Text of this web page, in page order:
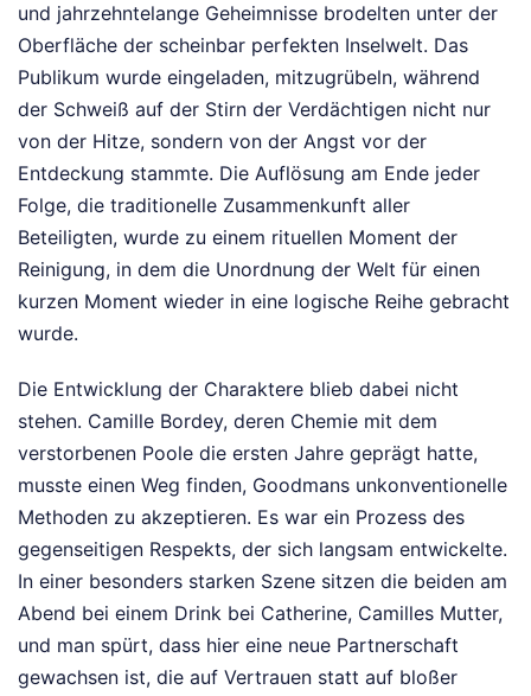
und jahrzehntelange Geheimnisse brodelten unter der
Oberfläche der scheinbar perfekten Inselwelt. Das
Publikum wurde eingeladen, mitzugrübeln, während
der Schweiß auf der Stirn der Verdächtigen nicht nur
von der Hitze, sondern von der Angst vor der
Entdeckung stammte. Die Auflösung am Ende jeder
Folge, die traditionelle Zusammenkunft aller
Beteiligten, wurde zu einem rituellen Moment der
Reinigung, in dem die Unordnung der Welt für einen
kurzen Moment wieder in eine logische Reihe gebracht
wurde.
Die Entwicklung der Charaktere blieb dabei nicht
stehen. Camille Bordey, deren Chemie mit dem
verstorbenen Poole die ersten Jahre geprägt hatte,
musste einen Weg finden, Goodmans unkonventionelle
Methoden zu akzeptieren. Es war ein Prozess des
gegenseitigen Respekts, der sich langsam entwickelte.
In einer besonders starken Szene sitzen die beiden am
Abend bei einem Drink bei Catherine, Camilles Mutter,
und man spürt, dass hier eine neue Partnerschaft
gewachsen ist, die auf Vertrauen statt auf bloßer